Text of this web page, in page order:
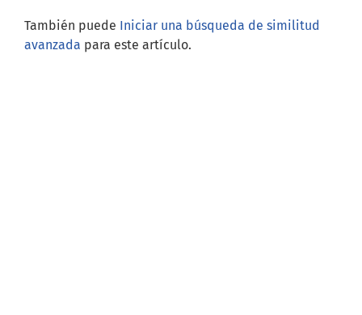
También puede Iniciar una búsqueda de similitud
avanzada para este artículo.